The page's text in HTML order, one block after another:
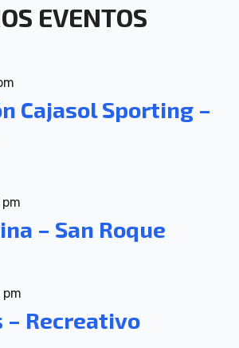
EVENTOS
Cajasol Sporting –
– San Roque
pm
Recreativo